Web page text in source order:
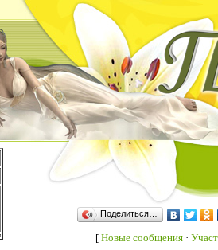
Поделиться…
[ Новые сообщения ·